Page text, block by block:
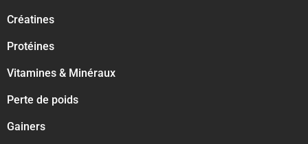
Créatines
Protéines
Vitamines & Minéraux
Perte de poids
Gainers